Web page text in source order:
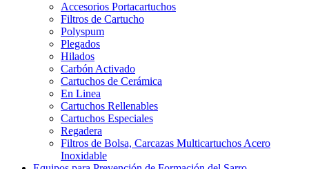
Accesorios Portacartuchos
Filtros de Cartucho
Polyspum
Plegados
Hilados
Carbón Activado
Cartuchos de Cerámica
En Linea
Cartuchos Rellenables
Cartuchos Especiales
Regadera
Filtros de Bolsa, Carcazas Multicartuchos Acero
Inoxidable